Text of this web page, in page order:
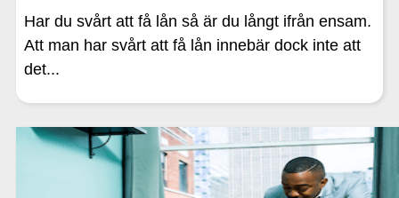
Har du svårt att få lån så är du långt ifrån ensam.
Att man har svårt att få lån innebär dock inte att
det...